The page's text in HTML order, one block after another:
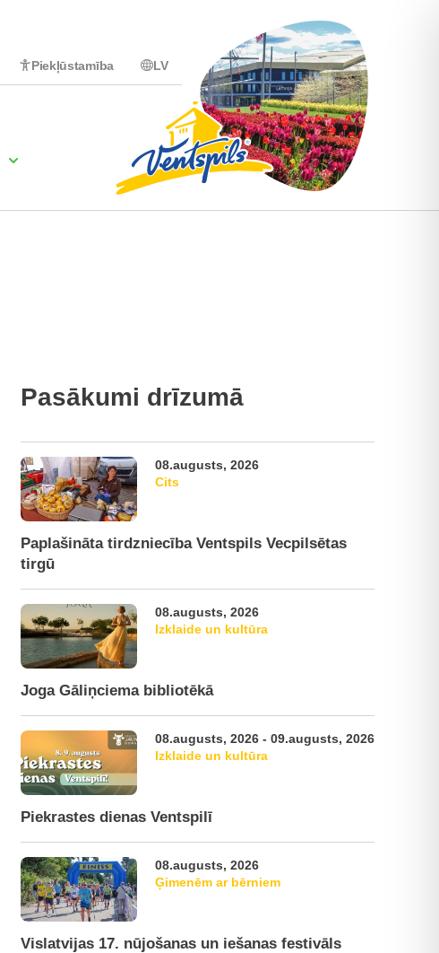
Piekļūstamība LV
Pasākumi drīzumā
08.augusts, 2026
Cits
Paplašināta tirdzniecība Ventspils Vecpilsētas
tirgū
08.augusts, 2026
Izklaide un kultūra
Joga Gāliņciema bibliotēkā
08.augusts, 2026 - 09.augusts, 2026
Izklaide un kultūra
Piekrastes dienas Ventspilī
08.augusts, 2026
Ģimenēm ar bērniem
Vislatvijas 17. nūjošanas un iešanas festivāls